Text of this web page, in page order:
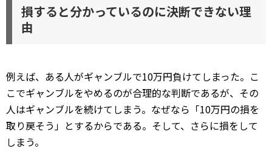
損すると分かっているのに決断できない理
由
例えば、ある人がギャンブルで10万円負けてしまった。こ
こでギャンブルをやめるのが合理的な判断であるが、その
人はギャンブルを続けてしまう。なぜなら「10万円の損を
取り戻そう」とするからである。そして、さらに損をして
しまう。